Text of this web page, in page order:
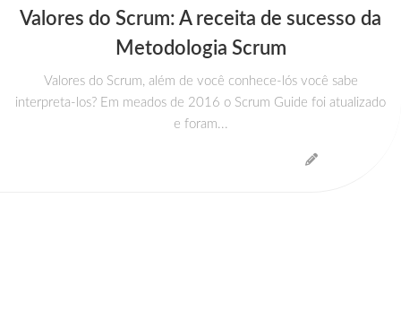
Valores do Scrum: A receita de sucesso da
Metodologia Scrum
Valores do Scrum, além de você conhece-lós você sabe
interpreta-los? Em meados de 2016 o Scrum Guide foi atualizado
e foram...